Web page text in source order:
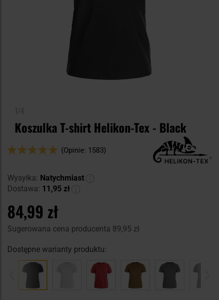
Koszulka T-shirt Helikon-Tex - Black
Ocena:
(Opinie: 1583)
Wysyłka: Natychmiast
Dostawa: 11,95 zł
84,99 zł
Sugerowana cena producenta 89,95 zł
Dostępne warianty produktu: